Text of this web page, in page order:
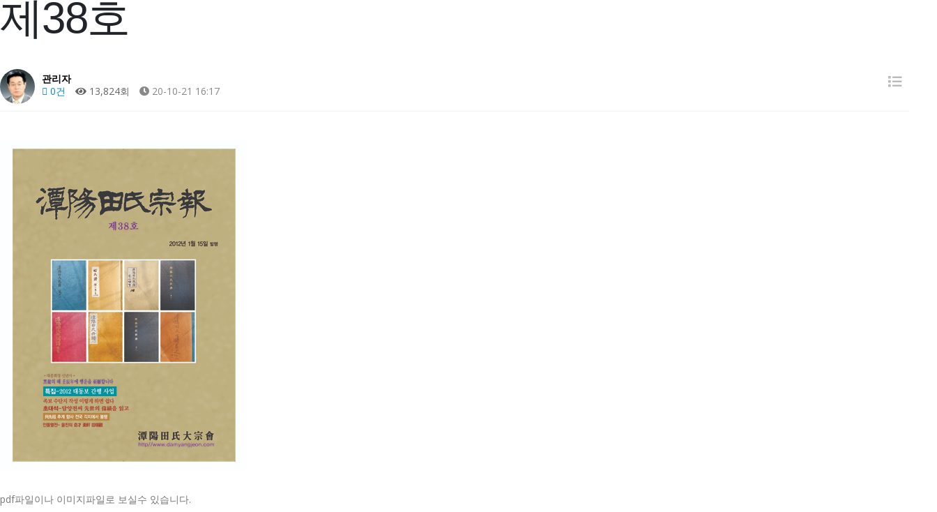
제38호
관리자
0건
13,824회 20-10-21 16:17
pdf파일이나 이미지파일로 보실수 있습니다.